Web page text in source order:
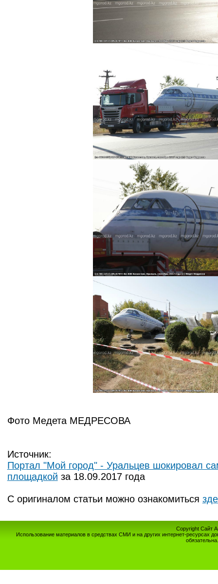
Фото Медета МЕДРЕСОВА
Источник:
Портал "Мой город" - Уральцев шокировал
площадкой за 18.09.2017 года
С оригиналом статьи можно ознакомиться
Copyright Сайт
Использование материалов в средствах СМИ и на других интернет-ресурсах
обязательна.